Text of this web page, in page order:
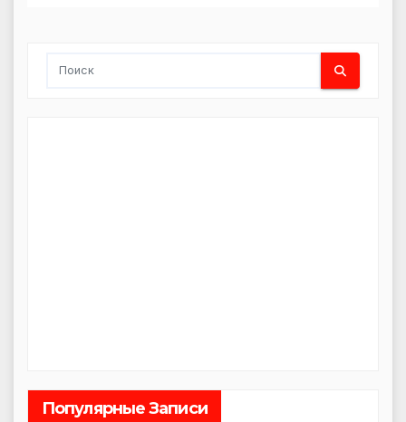
Популярные Записи